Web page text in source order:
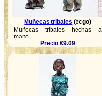
Muñecas tribales (ecgo)
Muñecas tribales hechas a
mano
Precio €9.09